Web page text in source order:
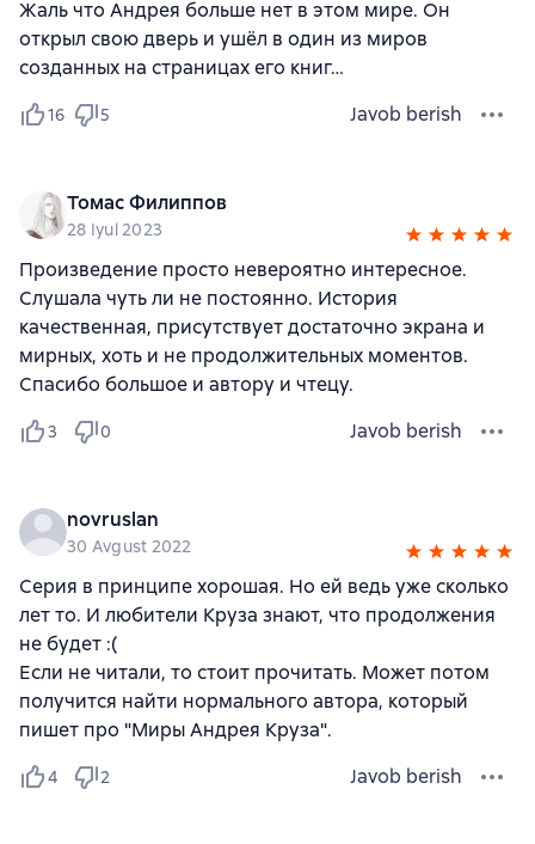
Жаль что Андрея больше нет в этом мире. Он
открыл свою дверь и ушёл в один из миров
созданных на страницах его книг…
16 5 Javob berish
Томас Филиппов
28 Iyul 2023
Произведение просто невероятно интересное.
Слушала чуть ли не постоянно. История
качественная, присутствует достаточно экрана и
мирных, хоть и не продолжительных моментов.
Спасибо большое и автору и чтецу.
3 0 Javob berish
novruslan
30 Avgust 2022
Серия в принципе хорошая. Но ей ведь уже сколько
лет то. И любители Круза знают, что продолжения
не будет :(
Если не читали, то стоит прочитать. Может потом
получится найти нормального автора, который
пишет про "Миры Андрея Круза".
4 2 Javob berish